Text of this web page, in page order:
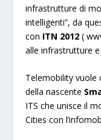
infrastrutture di
intelligenti”, da
con ITN 2012(
alle infrastrutture
Telemobility vuole
della nascente
ITS che unisce il
Cities con